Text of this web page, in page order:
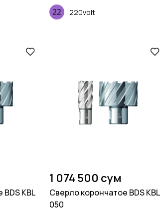
220volt
KBL
1 074 500 сум
Сверло корончатое BDS KBL
050